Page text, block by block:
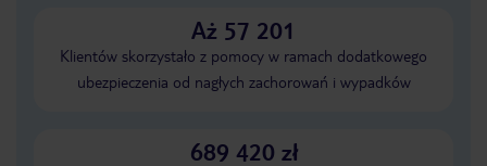
Aż 57 201
Klientów skorzystało z pomocy w ramach dodatkowego
ubezpieczenia od nagłych zachorowań i wypadków
689 420 zł